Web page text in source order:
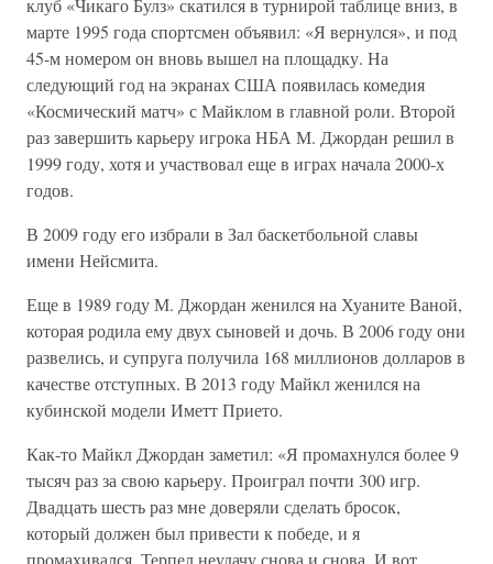
клуб «Чикаго Булз» скатился в турнирой таблице вниз, в
марте 1995 года спортсмен объявил: «Я вернулся», и под
45-м номером он вновь вышел на площадку. На
следующий год на экранах США появилась комедия
«Космический матч» с Майклом в главной роли. Второй
раз завершить карьеру игрока НБА М. Джордан решил в
1999 году, хотя и участвовал еще в играх начала 2000-х
годов.
В 2009 году его избрали в Зал баскетбольной славы
имени Нейсмита.
Еще в 1989 году М. Джордан женился на Хуаните Ваной,
которая родила ему двух сыновей и дочь. В 2006 году они
развелись, и супруга получила 168 миллионов долларов в
качестве отступных. В 2013 году Майкл женился на
кубинской модели Иметт Прието.
Как-то Майкл Джордан заметил: «Я промахнулся более 9
тысяч раз за свою карьеру. Проиграл почти 300 игр.
Двадцать шесть раз мне доверяли сделать бросок,
который должен был привести к победе, и я
промахивался. Терпел неудачу снова и снова. И вот